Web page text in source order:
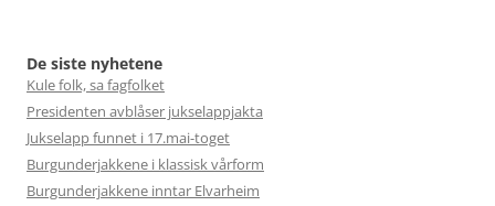
De siste nyhetene
Kule folk, sa fagfolket
Presidenten avblåser jukselappjakta
Jukselapp funnet i 17.mai-toget
Burgunderjakkene i klassisk vårform
Burgunderjakkene inntar Elvarheim